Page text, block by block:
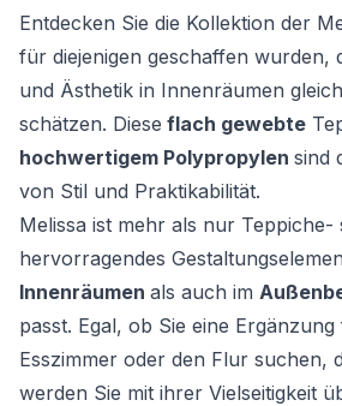
Entdecken Sie die Kollektion der
für diejenigen geschaffen wurden,
und Ästhetik in Innenräumen
schätzen. Diese flach gewebte
hochwertigem Polypropylen sind
von Stil und Praktikabilität.
Melissa ist mehr als nur Teppiche-
hervorragendes
Innenräumen als auch im
passt. Egal, ob Sie eine
Esszimmer oder den Flur suchen,
werden Sie mit ihrer Vielseitigkeit